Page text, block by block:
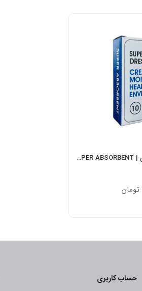
پانسمان فوق جاذب روزین | SUPER ABSORBENT
تومان
حساب کاربری